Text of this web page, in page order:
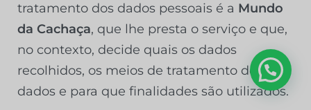
tratamento dos dados pessoais é a Mundo
da Cachaça, que lhe presta o serviço e que,
no contexto, decide quais os dados
recolhidos, os meios de tratamento dos
dados e para que finalidades são utilizados.